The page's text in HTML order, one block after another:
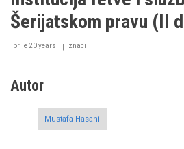
zapadu
DIO:
problemi
Šerijatskom pravu (II
prije 20 years znaci
Autor
Mustafa Hasani